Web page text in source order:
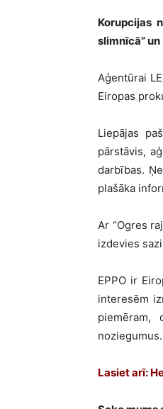
Korupcijas
slimnīcā”
Aģentūrai
Eiropas
Liepājas
pārstāvis,
darbības.
plašāka
Ar “Ogres
izdevies
EPPO ir
interesēm
piemēram,
noziegumus.
Lasiet arī: